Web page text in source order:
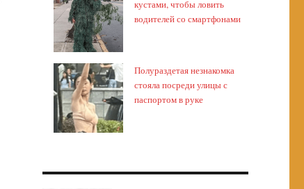
кустами, чтобы ловить
водителей со смартфонами
Полураздетая незнакомка
стояла посреди улицы с
паспортом в руке